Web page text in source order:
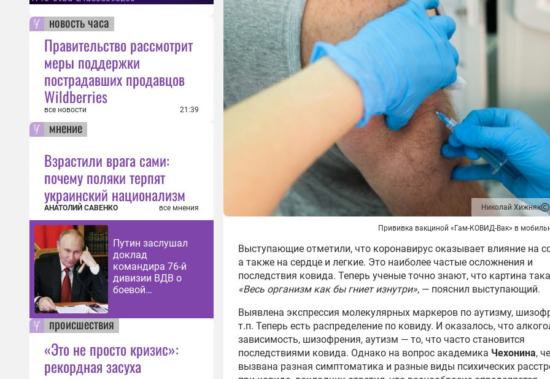
новость часа
Правительство рассмотрит
меры поддержки
пострадавших продавцов
Wildberries
все новости 21:39
мнение
Взрастили врага сами:
почему поляки терпят
украинский национализм
АНАТОЛИЙ САВЕНКО все мнения
Путин заслушал
доклад
командира 76-й
дивизии ВДВ о
боевой
происшествия
«Это не просто кризис»:
рекордная засуха
Николай Хижняк
Прививка вакциной «Гам-КОВИД-Вак» в
Выступающие отметили, что коронавирус оказывает влияние на
а также на сердце и легкие. Это наиболее частые осложнения и
последствия ковида. Теперь ученые точно знают, что картина
«Весь организм как бы гниет изнутри», — пояснил выступающий.
Выявлена экспрессия молекулярных маркеров по аутизму,
т.п. Теперь есть распределение по ковиду. И оказалось, что
зависимость, шизофрения, аутизм — то, что часто становится
последствиями ковида. Однако на вопрос академика Чехонина,
вызвана разная симптоматика и разные виды психических